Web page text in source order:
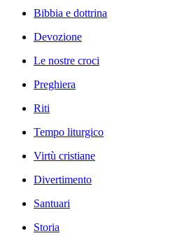
Bibbia e dottrina
Devozione
Le nostre croci
Preghiera
Riti
Tempo liturgico
Virtù cristiane
Divertimento
Santuari
Storia